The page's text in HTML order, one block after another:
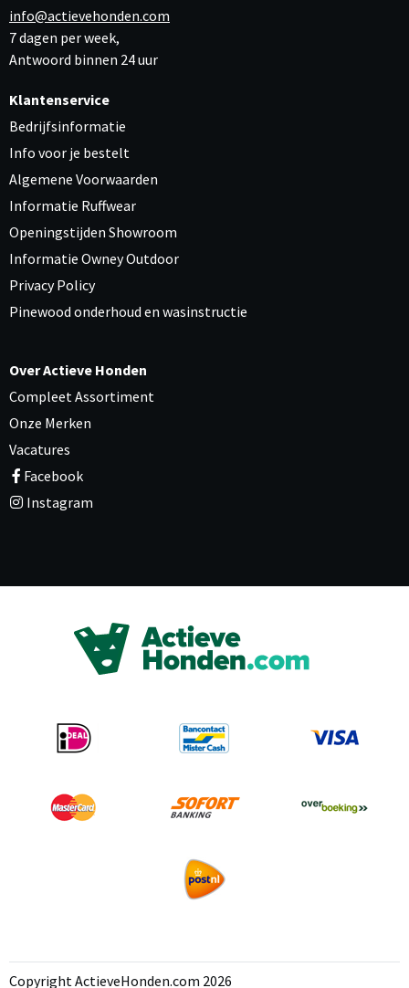
info@actievehonden.com
7 dagen per week,
Antwoord binnen 24 uur
Klantenservice
Bedrijfsinformatie
Info voor je bestelt
Algemene Voorwaarden
Informatie Ruffwear
Openingstijden Showroom
Informatie Owney Outdoor
Privacy Policy
Pinewood onderhoud en wasinstructie
Over Actieve Honden
Compleet Assortiment
Onze Merken
Vacatures
Facebook
Instagram
Copyright ActieveHonden.com 2026